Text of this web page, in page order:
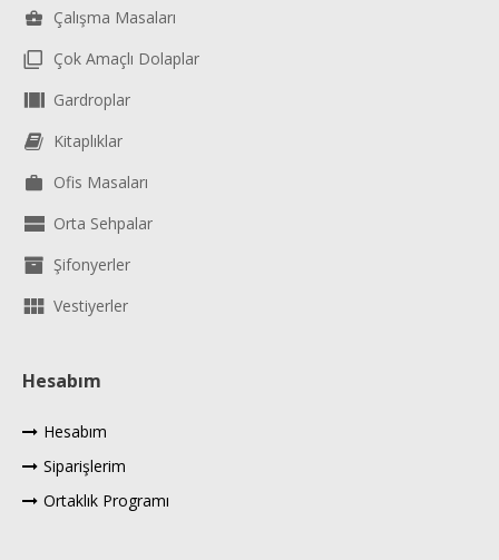
Çalışma Masaları
Çok Amaçlı Dolaplar
Gardroplar
Kitaplıklar
Ofis Masaları
Orta Sehpalar
Şifonyerler
Vestiyerler
Hesabım
Hesabım
Siparişlerim
Ortaklık Programı